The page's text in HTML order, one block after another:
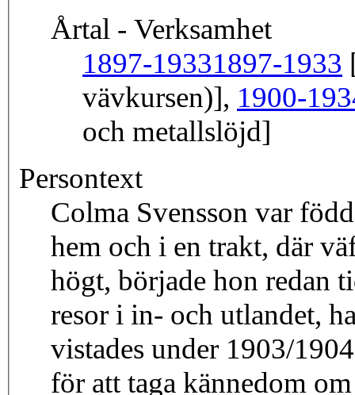
Årtal - Verksamhet
1897-19331897-1933
vävkursen)], 1900-
och metallslöjd]
Persontext
Colma Svensson var
hem och i en trakt, där
högt, började hon redan
resor i in- och utlandet,
vistades under 1903/
för att taga kännedom